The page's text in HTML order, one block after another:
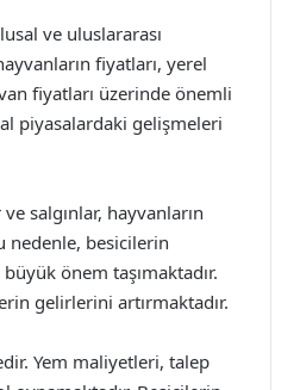
ve uluslararası
fiyatları, yerel
fiyatları üzerinde önemli
piyasalardaki gelişmeleri
salgınlar, hayvanların
nedenle, besicilerin
önem taşımaktadır.
gelirlerini artırmaktadır.
Yem maliyetleri, talep